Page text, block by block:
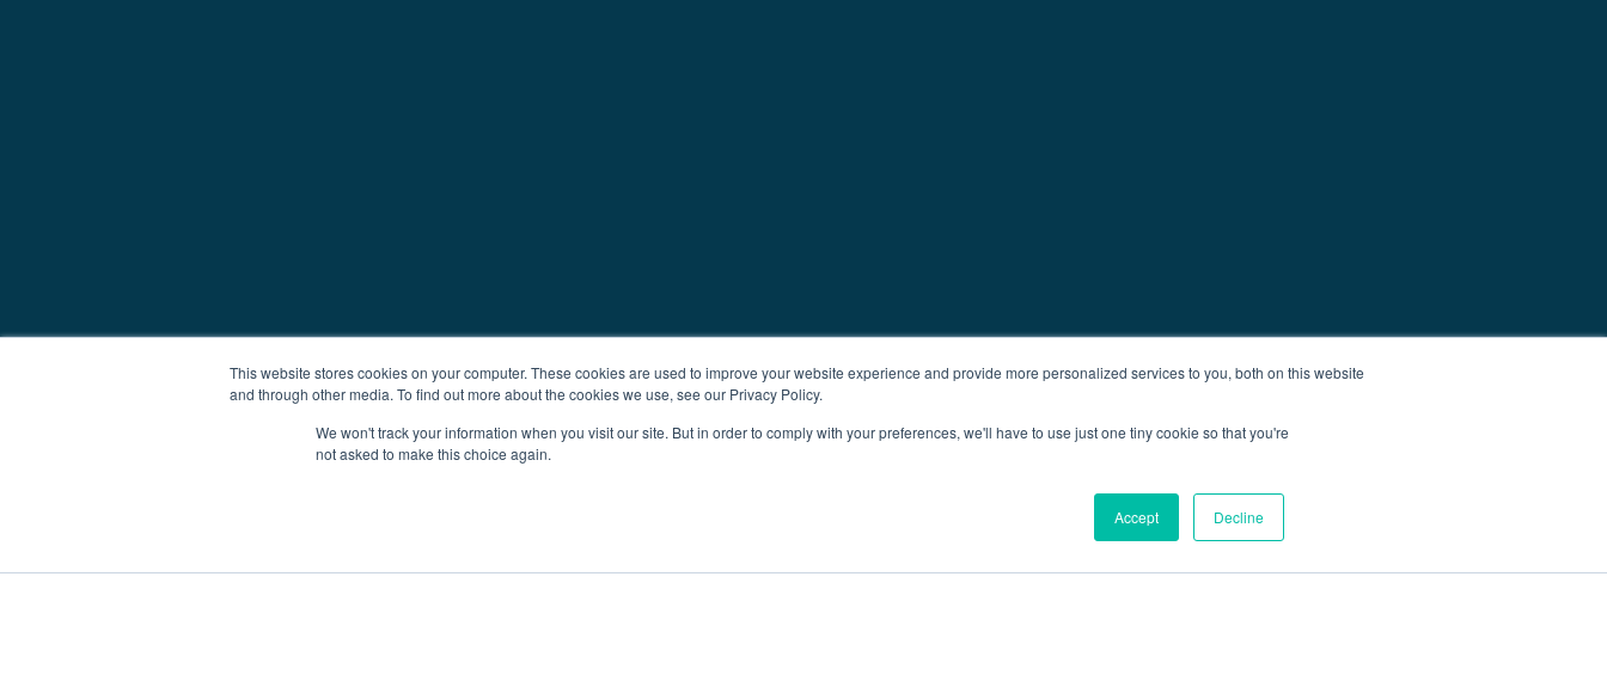
This website stores cookies on your computer. These cookies are used to improve your website experience and provide more personalized services to you, both on this website
and through other media. To find out more about the cookies we use, see our Privacy Policy.
We won't track your information when you visit our site. But in order to comply with your preferences, we'll have to use just one tiny cookie so that you're
not asked to make this choice again.
Accept Decline